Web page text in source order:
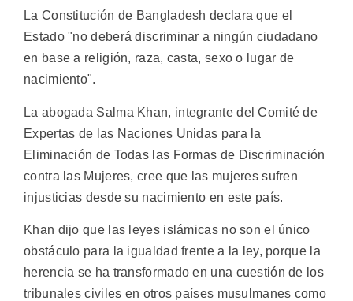
La Constitución de Bangladesh declara que el
Estado "no deberá discriminar a ningún ciudadano
en base a religión, raza, casta, sexo o lugar de
nacimiento".
La abogada Salma Khan, integrante del Comité de
Expertas de las Naciones Unidas para la
Eliminación de Todas las Formas de Discriminación
contra las Mujeres, cree que las mujeres sufren
injusticias desde su nacimiento en este país.
Khan dijo que las leyes islámicas no son el único
obstáculo para la igualdad frente a la ley, porque la
herencia se ha transformado en una cuestión de los
tribunales civiles en otros países musulmanes como